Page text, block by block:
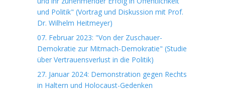
und Politik" (Vortrag und Diskussion mit Prof.
Dr. Wilhelm Heitmeyer)
07. Februar 2023: "Von der Zuschauer-
Demokratie zur Mitmach-Demokratie" (Studie
über Vertrauensverlust in die Politik)
27. Januar 2024: Demonstration gegen Rechts
in Haltern und Holocaust-Gedenken